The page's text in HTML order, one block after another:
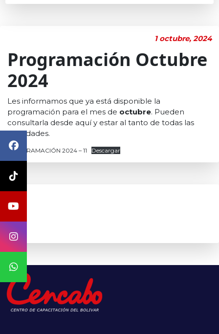
1 octubre, 2024
Programación Octubre
2024
Les informamos que ya está disponible la
programación para el mes de octubre. Pueden
consultarla desde aquí y estar al tanto de todas las
actividades.
PROGRAMACIÓN 2024 – 11 Descargar